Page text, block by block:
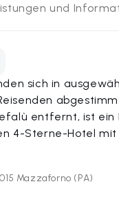
und
sich in
entfernt, ist ein
4-Sterne-Hotel
Mazzaforno (PA)